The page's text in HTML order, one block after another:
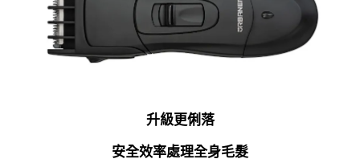
升級更俐落
安全效率處理全身毛髮